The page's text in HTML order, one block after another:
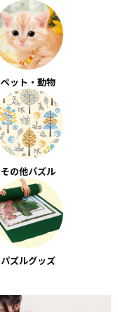
ペット・動物
その他パズル
パズルグッズ